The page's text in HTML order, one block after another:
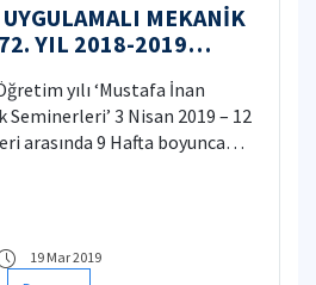
MEKANİK
YIL 2018-2019
yılı ‘Mustafa İnan
Seminerleri’ 3 Nisan 2019 – 12
arasında 9 Hafta boyunca
19 Mar 2019